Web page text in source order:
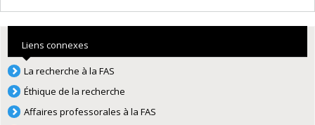
Liens connexes
La recherche à la FAS
Éthique de la recherche
Affaires professorales à la FAS